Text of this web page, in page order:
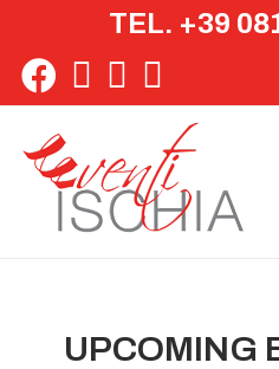
TEL. +39
UPCOMING